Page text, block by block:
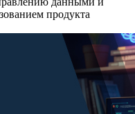
продукта